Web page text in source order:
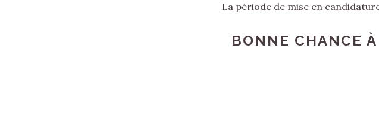
La période de mise en
BONNE CHANCE